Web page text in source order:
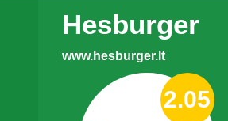
Hesburger
www.hesburger.lt
2.05